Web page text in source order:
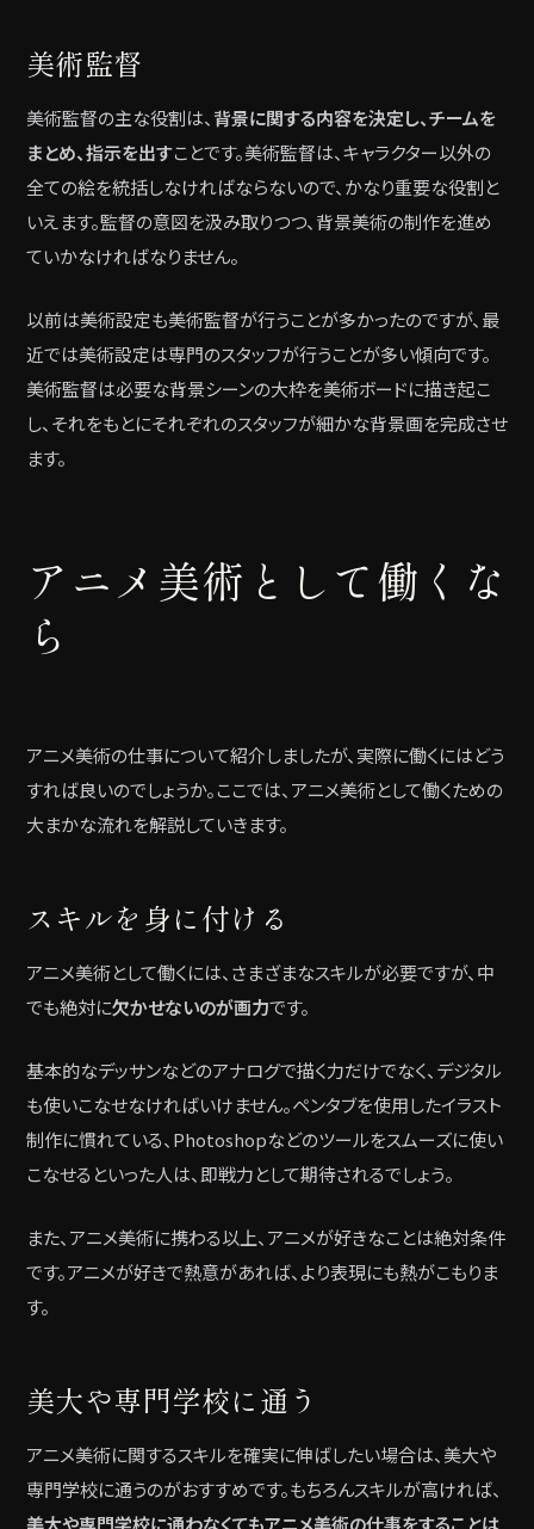
美術監督
美術監督の主な役割は、 背景に関する内容を決定し、チームを
まとめ、指示を出すことです。美術監督は、キャラクター以外の
全ての絵を統括しなければならないので、かなり重要な役割と
いえます。監督の意図を汲み取りつつ、背景美術の制作を進め
ていかなければなりません。
以前は美術設定も美術監督が行うことが多かったのですが、最
近では美術設定は専門のスタッフが行うことが多い傾向です。
美術監督は必要な背景シーンの大枠を美術ボードに描き起こ
し、それをもとにそれぞれのスタッフが細かな背景画を完成させ
ます。
アニメ美術として働くな
ら
アニメ美術の仕事について紹介しましたが、実際に働くにはどう
すれば良いのでしょうか。ここでは、アニメ美術として働くための
大まかな流れを解説していきます。
スキルを身に付ける
アニメ美術として働くには、さまざまなスキルが必要ですが、中
でも絶対に欠かせないのが画力です。
基本的なデッサンなどのアナログで描く力だけでなく、デジタル
も使いこなせなければいけません。ペンタブを使用したイラスト
制作に慣れている、Photoshopなどのツールをスムーズに使い
こなせるといった人は、即戦力として期待されるでしょう。
また、アニメ美術に携わる以上、アニメが好きなことは絶対条件
です。アニメが好きで熱意があれば、より表現にも熱がこもりま
す。
美大や専門学校に通う
アニメ美術に関するスキルを確実に伸ばしたい場合は、美大や
専門学校に通うのがおすすめです。もちろんスキルが高ければ、
美大や専門学校に通わなくてもアニメ美術の仕事をすることは